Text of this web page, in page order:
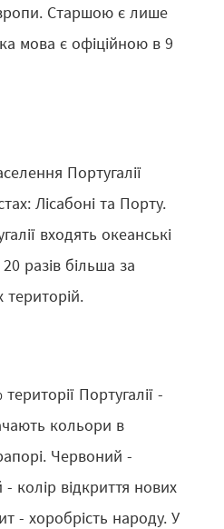
Старшою є лише
мова є офіційною в 9
Португалії
Лісабоні та Порту.
входять океанські
разів більша за
територій.
Португалії -
кольори в
Червоний -
колір відкриття нових
- хоробрість народу. У